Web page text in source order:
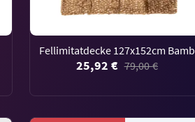
Fellimitatdecke 127x152cm
25,92 € 79,00 €